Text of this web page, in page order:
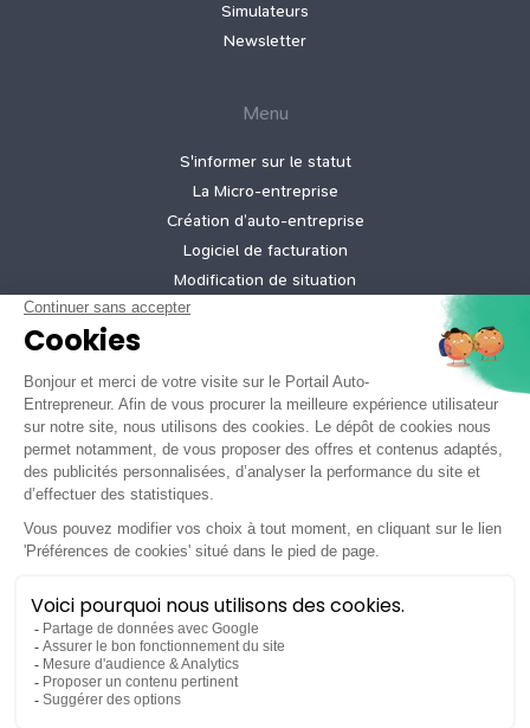
Simulateurs
Newsletter
Menu
S'informer sur le statut
La Micro‑entreprise
Création d’auto‑entreprise
Logiciel de facturation
Modification de situation
Création micro-entreprise gratuite
Informations légales
Mentions légales
Politique de confidentialité
Conditions générales d'utilisation
Tous droits réservés ©2026